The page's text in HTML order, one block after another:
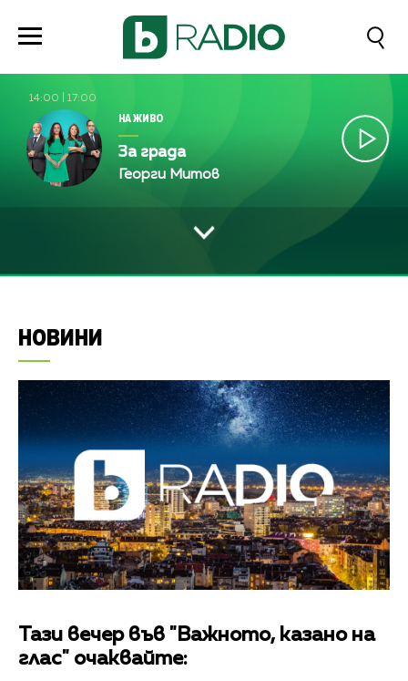
14:00 17:00
НА ЖИВО
За града
Георги Митов
НОВИНИ
Тази вечер във "Важното, казано на
глас" очаквайте: